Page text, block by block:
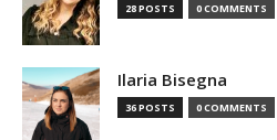
28 POSTS 0 COMMENTS
Ilaria Bisegna
36 POSTS 0 COMMENTS